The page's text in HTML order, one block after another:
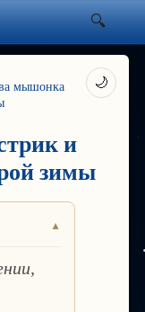
мышонка
и
зимы
🌙